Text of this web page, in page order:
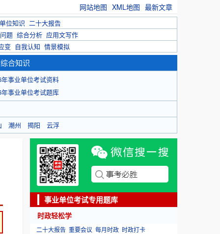
网站地图 XML地图 最新文章
位知识 二十大报告
题 综合分析 应用文写作
变 自我认知 情景模拟
合知识
年事业单位考试资料
年事业单位考试题库
潮州 揭阳 云浮
事业单位考试专用题库
时政轻松学
二十大报告 重要会议 每月时政 时政打卡